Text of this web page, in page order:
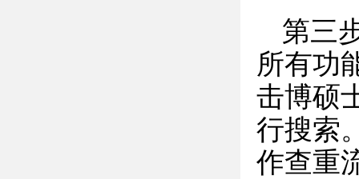
第三
所有功
击博硕
行搜索
作查重